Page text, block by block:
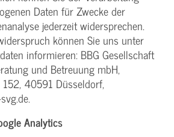
Daten für Zwecke der
jederzeit widersprechen.
können Sie uns unter
informieren: BBG Gesellschaft
und Betreuung mbH,
40591 Düsseldorf,
Analytics